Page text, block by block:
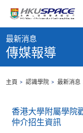
content
content
start
最新消息
傳媒報導
主頁 認識學院 最新消息
香港大學附屬學院
仲介招生資訊